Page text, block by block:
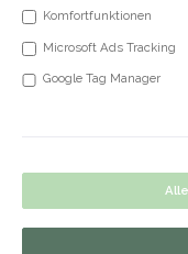
Ohrringe
Komfortfunktionen
Microsoft Ads Tracking
Google Tag Manager